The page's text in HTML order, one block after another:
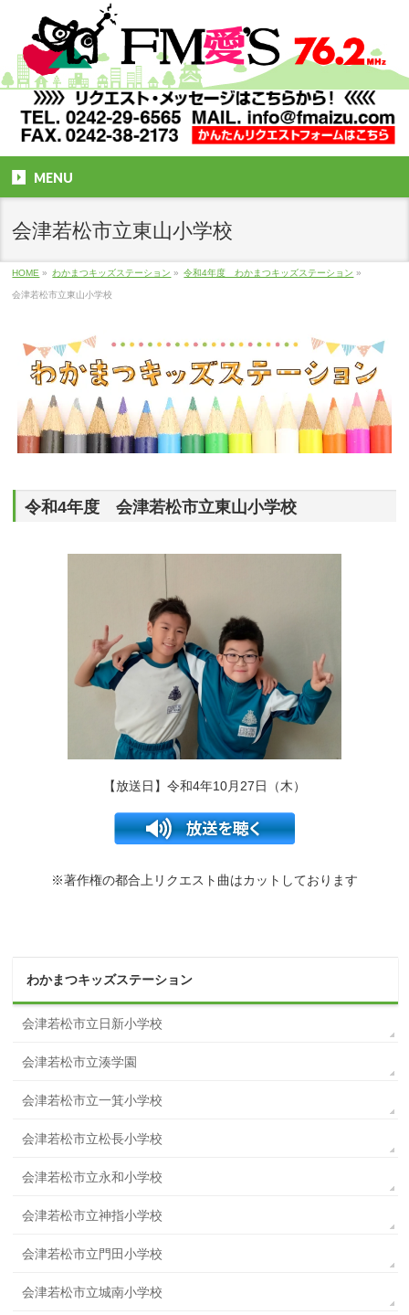
MENU
会津若松市立東山小学校
HOME » わかまつキッズステーション » 令和4年度 わかまつキッズステーション »
会津若松市立東山小学校
令和4年度 会津若松市立東山小学校
【放送日】令和4年10月27日（木）
※著作権の都合上リクエスト曲はカットしております
わかまつキッズステーション
会津若松市立日新小学校
会津若松市立湊学園
会津若松市立一箕小学校
会津若松市立松長小学校
会津若松市立永和小学校
会津若松市立神指小学校
会津若松市立門田小学校
会津若松市立城南小学校